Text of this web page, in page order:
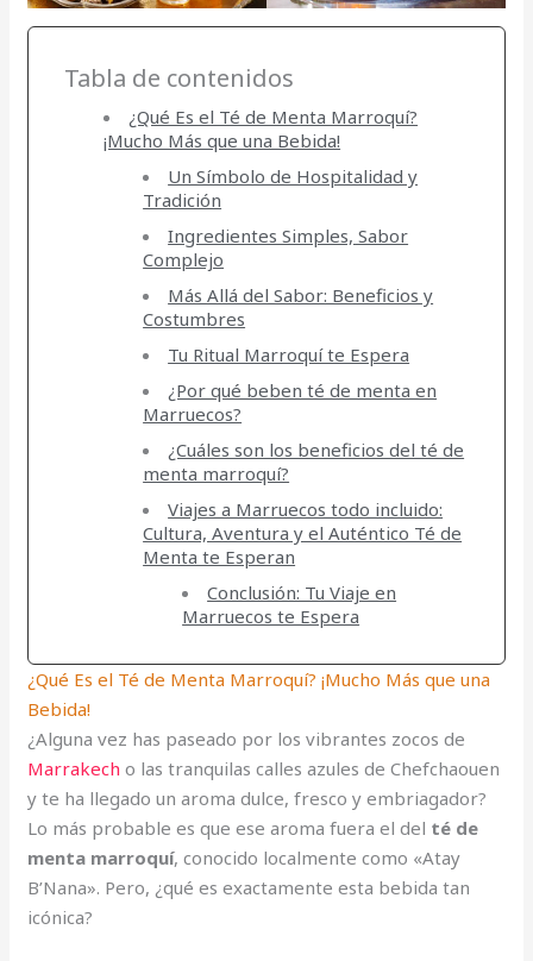
Tabla de contenidos
¿Qué Es el Té de Menta Marroquí?
¡Mucho Más que una Bebida!
Un Símbolo de Hospitalidad y
Tradición
Ingredientes Simples, Sabor
Complejo
Más Allá del Sabor: Beneficios y
Costumbres
Tu Ritual Marroquí te Espera
¿Por qué beben té de menta en
Marruecos?
¿Cuáles son los beneficios del té de
menta marroquí?
Viajes a Marruecos todo incluido:
Cultura, Aventura y el Auténtico Té de
Menta te Esperan
Conclusión: Tu Viaje en
Marruecos te Espera
¿Qué Es el Té de Menta Marroquí? ¡Mucho Más que una
Bebida!
¿Alguna vez has paseado por los vibrantes zocos de
Marrakecho las tranquilas calles azules de Chefchaouen
y te ha llegado un aroma dulce, fresco y embriagador?
Lo más probable es que ese aroma fuera el del té de
menta marroquí, conocido localmente como «Atay
B’Nana». Pero, ¿qué es exactamente esta bebida tan
icónica?